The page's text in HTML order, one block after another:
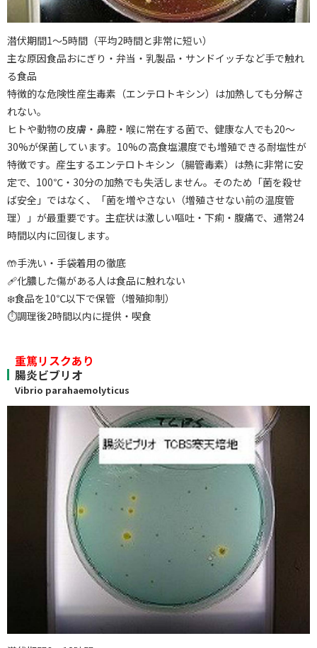
潜伏期間1〜5時間（平均2時間と非常に短い）
主な原因食品おにぎり・弁当・乳製品・サンドイッチなど手で触れ
る食品
特徴的な危険性産生毒素（エンテロトキシン）は加熱しても分解さ
れない。
ヒトや動物の皮膚・鼻腔・喉に常在する菌で、健康な人でも20〜
30%が保菌しています。10%の高食塩濃度でも増殖できる耐塩性が
特徴です。産生するエンテロトキシン（腸管毒素）は熱に非常に安
定で、100℃・30分の加熱でも失活しません。そのため「菌を殺せ
ば安全」ではなく、「菌を増やさない（増殖させない前の温度管
理）」が最重要です。主症状は激しい嘔吐・下痢・腹痛で、通常24
時間以内に回復します。
🤲手洗い・手袋着用の徹底
🩹化膿した傷がある人は食品に触れない
❄️食品を10℃以下で保管（増殖抑制）
⏱調理後2時間以内に提供・喫食
重篤リスクあり
腸炎ビブリオ
Vibrio parahaemolyticus